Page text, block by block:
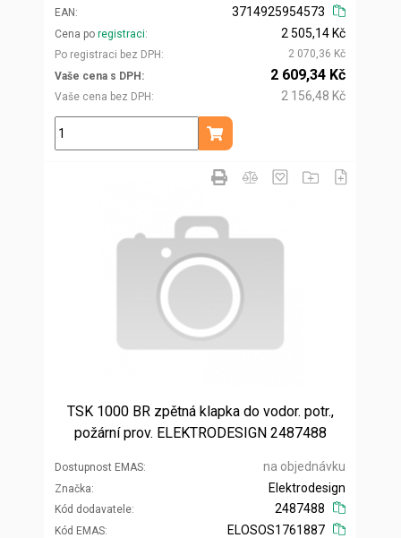
EAN
3714925954573
Cena po registraci
Po registraci bez DPH
2 505,14 Kč
2 070,36 Kč
Vaše cena s DPH
Vaše cena bez DPH
2 609,34 Kč
2 156,48 Kč
ks
Přidat do košíku
TSK 1000 BR zpětná klapka do vodor. potr.,
požární prov. ELEKTRODESIGN 2487488
Dostupnost EMAS na objednávku
Značka
Kód dodavatele
Elektrodesign
2487488
Kód EMAS
ELOSOS1761887